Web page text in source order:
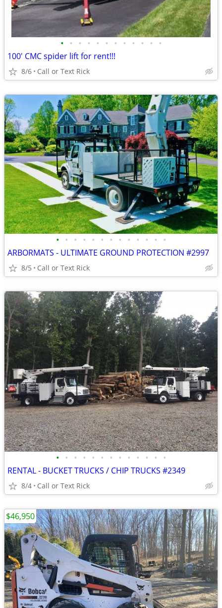
• • • • • • • • • • • •
100' CMC spider lift for rent!!!
8/6 Call or Text Rick
• • • • • • • • • • • • •
ARBORMATS - ULTIMATE GROUND PROTECTION #2997
8/5 Call or Text Rick
• • • • • • • • • • • • •
RENTAL - BUCKET TRUCKS / CHIP TRUCKS #2349
8/4 Call or Text Rick
$46,950